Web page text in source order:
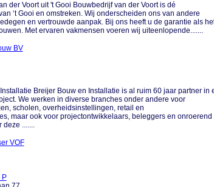
der Voort uit 't Gooi Bouwbedrijf van der Voort is dé
‘t Gooi en omstreken. Wij onderscheiden ons van andere
en vertrouwde aanpak. Bij ons heeft u de garantie als
Met ervaren vakmensen voeren wij uiteenlopende.......
BV
Breijer Bouw en Installatie is al ruim 60 jaar partner in
We werken in diverse branches onder andere voor
scholen, overheidsinstellingen, retail en
maar ook voor projectontwikkelaars, beleggers en onroerend
deze .......
VOF
P